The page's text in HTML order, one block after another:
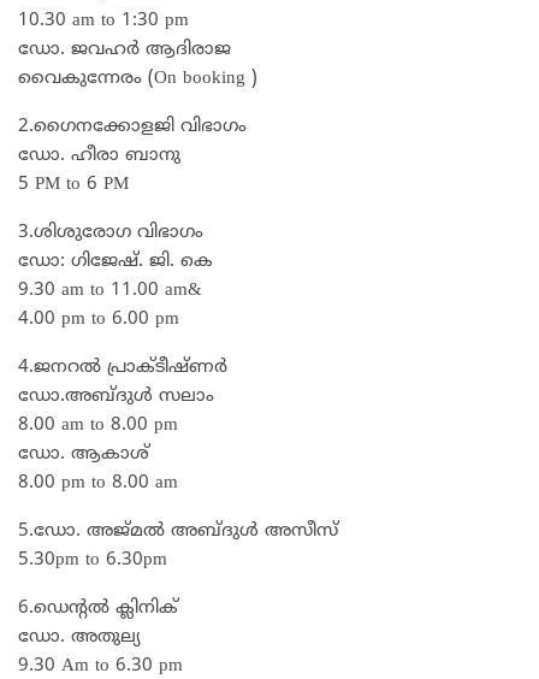
10.30 am to 1:30 pm
ഡോ. ജവഹർ ആദിരാജ
വൈകുന്നേരം (On booking )
2.ഗൈനക്കോളജി വിഭാഗം
ഡോ. ഹീരാ ബാനു
5 PM to 6 PM
3.ശിശുരോഗ വിഭാഗം
ഡോ: ഗിജേഷ്. ജി. കെ
9.30 am to 11.00 am&
4.00 pm to 6.00 pm
4.ജനറൽ പ്രാക്ടീഷ്ണർ
ഡോ.അബ്ദുൾ സലാം
8.00 am to 8.00 pm
ഡോ. ആകാശ്
8.00 pm to 8.00 am
5.ഡോ. അജ്മൽ അബ്ദുൾ അസീസ്
5.30pm to 6.30pm
6.ഡെന്റൽ ക്ലിനിക്
ഡോ. അതുല്യ
9.30 Am to 6.30 pm